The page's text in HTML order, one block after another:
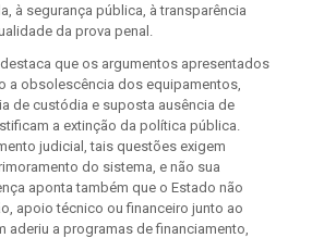
à segurança pública, à transparência
da prova penal.
que os argumentos apresentados
a obsolescência dos equipamentos,
de custódia e suposta ausência de
a extinção da política pública.
judicial, tais questões exigem
do sistema, e não sua
aponta também que o Estado não
apoio técnico ou financeiro junto ao
aderiu a programas de financiamento,